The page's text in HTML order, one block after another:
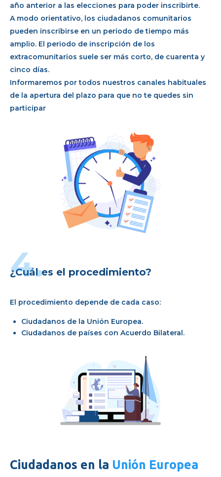
año anterior a las elecciones para poder inscribirte.
A modo orientativo, los ciudadanos comunitarios
pueden inscribirse en un periodo de tiempo más
amplio. El periodo de inscripción de los
extracomunitarios suele ser más corto, de cuarenta y
cinco días.
Informaremos por todos nuestros canales habituales
de la apertura del plazo para que no te quedes sin
participar
4.
¿Cuál es el procedimiento?
El procedimiento depende de cada caso:
Ciudadanos de la Unión Europea.
Ciudadanos de países con Acuerdo Bilateral.
Ciudadanos en la Unión Europea